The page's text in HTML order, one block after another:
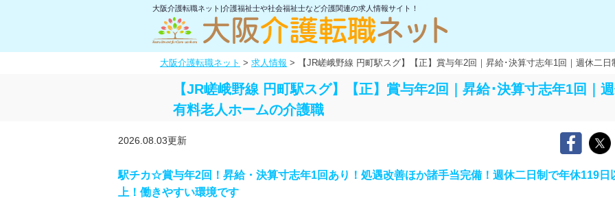
大阪介護転職ネット|介護福祉士や社会福祉士など介護関連の求人情報サイト！
大阪介護転職ネット > 求人情報 > 【JR嵯峨野線 円町駅スグ】【正】賞与年2回｜昇給･決算寸志年1回｜週休二
【JR嵯峨野線 円町駅スグ】【正】賞与年2回｜昇給･決算寸志年1回｜
有料老人ホームの介護職
2026.08.03更新
駅チカ☆賞与年2回！昇給・決算寸志年1回あり！処遇改善ほか諸手当完備！週休二日制で年休119日
上！働きやすい環境です